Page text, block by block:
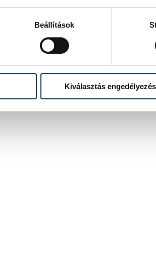
Beállítások
Kiválasztás